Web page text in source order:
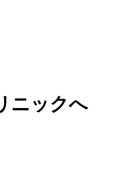
ニックへ